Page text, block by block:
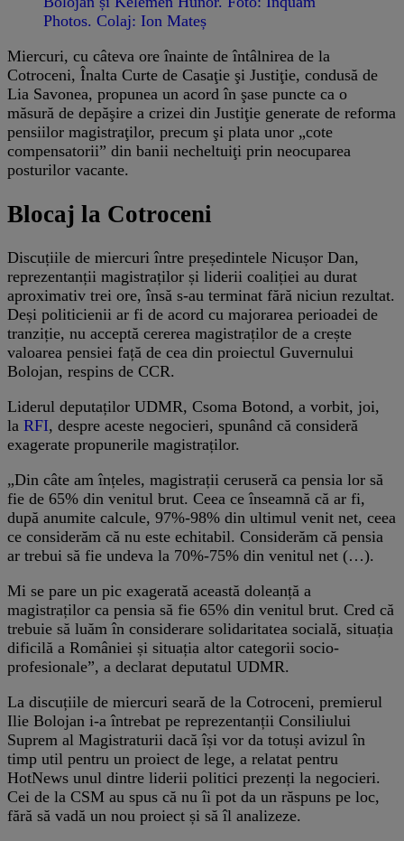
Miercuri, cu câteva ore înainte de întâlnirea de la
Cotroceni, Înalta Curte de Casaţie şi Justiţie, condusă de
Lia Savonea, propunea un acord în şase puncte ca o
măsură de depăşire a crizei din Justiţie generate de reforma
pensiilor magistraţilor, precum şi plata unor „cote
compensatorii” din banii necheltuiţi prin neocuparea
posturilor vacante.
Blocaj la Cotroceni
Discuțiile de miercuri între președintele Nicușor Dan,
reprezentanții magistraților și liderii coaliției au durat
aproximativ trei ore, însă s-au terminat fără niciun rezultat.
Deși politicienii ar fi de acord cu majorarea perioadei de
tranziție, nu acceptă cererea magistraților de a crește
valoarea pensiei față de cea din proiectul Guvernului
Bolojan, respins de CCR.
Liderul deputaților UDMR, Csoma Botond, a vorbit, joi,
la RFI, despre aceste negocieri, spunând că consideră
exagerate propunerile magistraților.
„Din câte am înțeles, magistrații ceruseră ca pensia lor să
fie de 65% din venitul brut. Ceea ce înseamnă că ar fi,
după anumite calcule, 97%-98% din ultimul venit net, ceea
ce considerăm că nu este echitabil. Considerăm că pensia
ar trebui să fie undeva la 70%-75% din venitul net (…).
Mi se pare un pic exagerată această doleanță a
magistraților ca pensia să fie 65% din venitul brut. Cred că
trebuie să luăm în considerare solidaritatea socială, situația
dificilă a României și situația altor categorii socio-
profesionale”, a declarat deputatul UDMR.
La discuțiile de miercuri seară de la Cotroceni, premierul
Ilie Bolojan i-a întrebat pe reprezentanții Consiliului
Suprem al Magistraturii dacă își vor da totuși avizul în
timp util pentru un proiect de lege, a relatat pentru
HotNews unul dintre liderii politici prezenți la negocieri.
Cei de la CSM au spus că nu îi pot da un răspuns pe loc,
fără să vadă un nou proiect și să îl analizeze.